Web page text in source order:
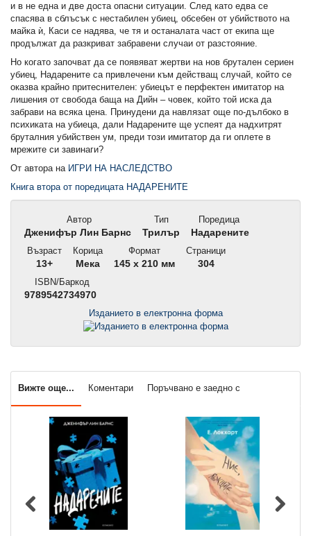
и в не една и две доста опасни ситуации. След като едва се
спасява в сблъсък с нестабилен убиец, обсебен от убийството на
майка ѝ, Каси се надява, че тя и останалата част от екипа ще
продължат да разкриват забравени случаи от разстояние.
Но когато започват да се появяват жертви на нов брутален сериен
убиец, Надарените са привлечени към действащ случай, който се
оказва крайно притеснителен: убиецът е перфектен имитатор на
лишения от свобода баща на Дийн – човек, който той иска да
забрави на всяка цена. Принудени да навлязат още по-дълбоко в
психиката на убиеца, дали Надарените ще успеят да надхитрят
бруталния убийствен ум, преди този имитатор да ги оплете в
мрежите си завинаги?
От автора на ИГРИ НА НАСЛЕДСТВО
Книга втора от поредицата НАДАРЕНИТЕ
Автор
Дженифър Лин Барнс
Тип
Трилър
Поредица
Надарените
Възраст
13+
Корица
Мека
Формат
145 x 210 мм
Страници
304
ISBN/Баркод
9789542734970
Изданието в електронна форма
Вижте още... Коментари Поръчвано е заедно с